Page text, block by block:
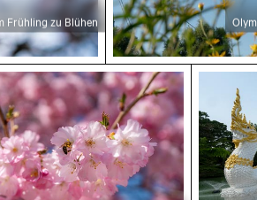
Frühling zu Blühen
Bestäubung von rosa